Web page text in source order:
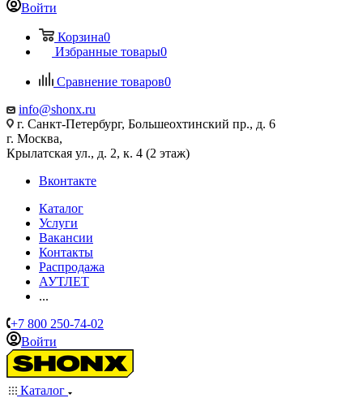
Войти
Корзина0
Избранные товары0
Сравнение товаров0
info@shonx.ru
г. Санкт-Петербург, Большеохтинский пр., д. 6
г. Москва,
Крылатская ул., д. 2, к. 4 (2 этаж)
Вконтакте
Каталог
Услуги
Вакансии
Контакты
Распродажа
АУТЛЕТ
...
+7 800 250-74-02
Войти
Каталог